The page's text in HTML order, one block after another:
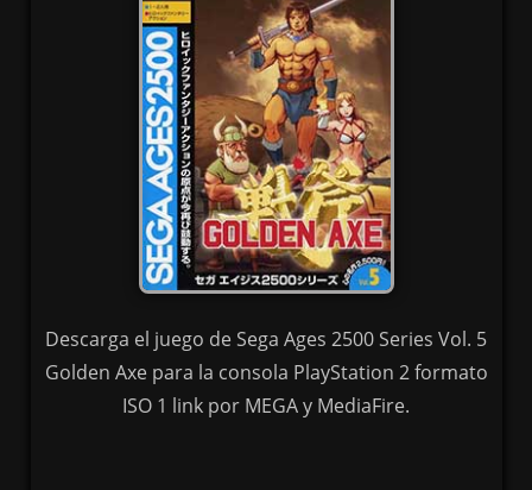
Descarga el juego de Sega Ages 2500 Series Vol. 5
Golden Axe para la consola PlayStation 2 formato
ISO 1 link por MEGA y MediaFire.